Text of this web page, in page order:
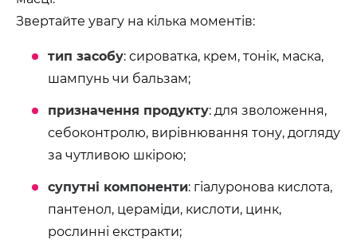
Звертайте увагу на кілька моментів:
тип засобу: сироватка, крем, тонік, маска,
шампунь чи бальзам;
призначення продукту: для зволоження,
себоконтролю, вирівнювання тону, догляду
за чутливою шкірою;
супутні компоненти: гіалуронова кислота,
пантенол, цераміди, кислоти, цинк,
рослинні екстракти;